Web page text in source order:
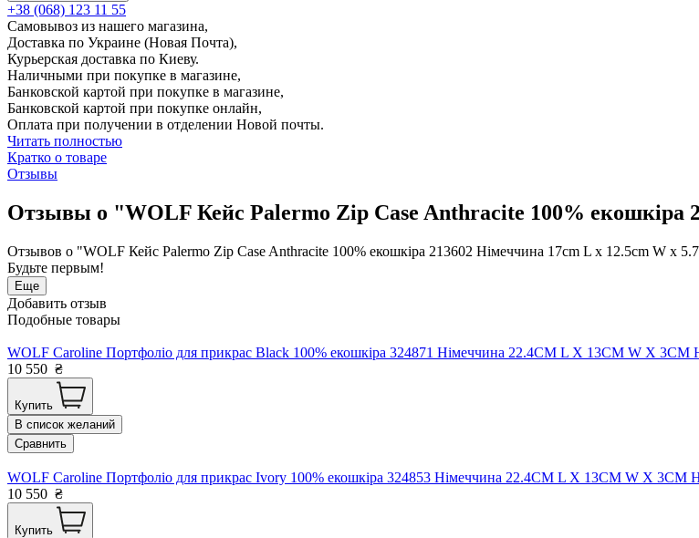
+38 (068) 123 11 55
Самовывоз из нашего магазина,
Доставка по Украине (Новая Почта),
Курьерская доставка по Киеву.
Наличными при покупке в магазине,
Банковской картой при покупке в магазине,
Банковской картой при покупке онлайн,
Оплата при получении в отделении Новой почты.
Читать полностью
Кратко о товаре
Отзывы
Отзывы о "WOLF Кейс Palermo Zip Case Anthracite 100% екошкіра
Отзывов о "WOLF Кейс Palermo Zip Case Anthracite 100% екошкіра 213602 Німеччина 17cm L x 12.5cm W x
Будьте первым!
Еще
Добавить отзыв
Подобные товары
WOLF Caroline Портфоліо для прикрас Black 100% екошкіра 324871 Німеччина 22.4CM L X 13CM W X 3CM
10 550 ₴
Купить
В список желаний
Сравнить
WOLF Caroline Портфоліо для прикрас Ivory 100% екошкіра 324853 Німеччина 22.4CM L X 13CM W X 3CM
10 550 ₴
Купить